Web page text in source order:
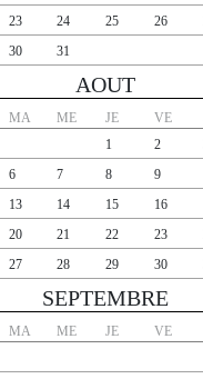
23 24 25 26
30 31
AOUT
MA ME JE VE
1 2
6 7 8 9
13 14 15 16
20 21 22 23
27 28 29 30
SEPTEMBRE
MA ME JE VE